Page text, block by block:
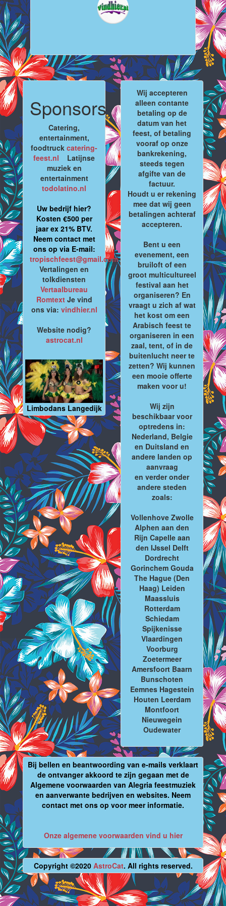
Sponsors
Catering,
entertainment,
foodtruck catering-
feest.nl Latijnse
muziek en
entertainment
todolatino.nl
Uw bedrijf hier?
Kosten €500 per
jaar ex 21% BTV.
Neem contact met
ons op via E-mail:
tropischfeest@gmail.com
Vertalingen en
tolkdiensten
Vertaalbureau
RomtextJe vind
ons via: vindhier.nl
Website nodig?
astrocat.nl
Limbodans Langedijk
Wij accepteren
alleen contante
betaling op de
datum van het
feest, of betaling
vooraf op onze
bankrekening,
steeds tegen
afgifte van de
factuur.
Houdt u er rekening
mee dat wij geen
betalingen achteraf
accepteren.
Bent u een
evenement, een
bruiloft of een
groot multicultureel
festival aan het
organiseren? En
vraagt u zich af wat
het kost om een
Arabisch feest te
organiseren in een
zaal, tent, of in de
buitenlucht neer te
zetten? Wij kunnen
een mooie offerte
maken voor u!
Wij zijn
beschikbaar voor
optredens in:
Nederland, Belgie
en Duitsland en
andere landen op
aanvraag
en verder onder
andere steden
zoals:
Vollenhove Zwolle
Alphen aan den
Rijn Capelle aan
den IJssel Delft
Dordrecht
Gorinchem Gouda
The Hague (Den
Haag) Leiden
Maassluis
Rotterdam
Schiedam
Spijkenisse
Vlaardingen
Voorburg
Zoetermeer
Amersfoort Baarn
Bunschoten
Eemnes Hagestein
Houten Leerdam
Montfoort
Nieuwegein
Oudewater
Bij bellen en beantwoording van e-mails verklaart
de ontvanger akkoord te zijn gegaan met de
Algemene voorwaarden van Alegria feestmuziek
en aanverwante bedrijven en websites. Neem
contact met ons op voor meer informatie.
Onze algemene voorwaarden vind u hier
Copyright ©2020 AstroCat. All rights reserved.